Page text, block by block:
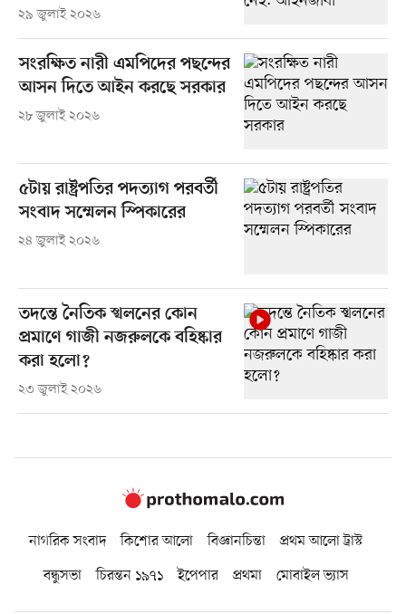
২৯ জুলাই ২০২৬
সংরক্ষিত নারী এমপিদের পছন্দের
আসন দিতে আইন করছে সরকার
২৮ জুলাই ২০২৬
৫টায় রাষ্ট্রপতির পদত্যাগ পরবর্তী
সংবাদ সম্মেলন স্পিকারের
২৪ জুলাই ২০২৬
তদন্তে নৈতিক স্খলনের কোন
প্রমাণে গাজী নজরুলকে বহিষ্কার
করা হলো?
২৩ জুলাই ২০২৬
নাগরিক সংবাদ কিশোর আলো বিজ্ঞানচিন্তা
প্রথম আলো ট্রাস্ট
বন্ধুসভা
চিরন্তন ১৯৭১ ইপেপার প্রথমা মোবাইল ভ্যাস